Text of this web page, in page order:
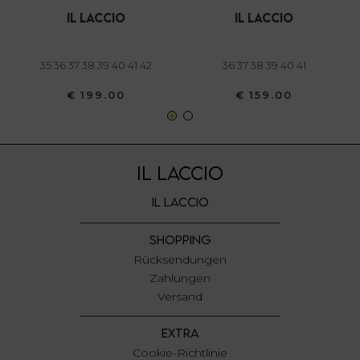
nostri partner che si occupano di analisi dei dati web,
raccolto dal suo utilizzo dei loro servizi.
il laccio
35 36 37 38 39 40 41 42
€ 199.00
il laccio
36 37 38 39 40 41
€ 159.00
IL LACCIO
IL LACCIO
SHOPPING
Rücksendungen
Zahlungen
Versand
EXTRA
Cookie-Richtlinie